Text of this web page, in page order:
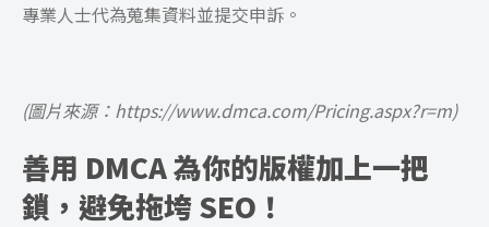
專業人士代為蒐集資料並提交申訴。
(圖片來源：https://www.dmca.com/Pricing.aspx?r=m)
善用 DMCA 為你的版權加上一把
鎖，避免拖垮 SEO！